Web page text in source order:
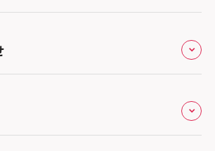
熊谷
ゲオデジタルベース川口元郷
埼玉大宮
テルル蒲生
テルル新越谷
静岡パルコ
藤枝
名古屋駅前
名古屋金山
大府
by デジホ 梅田地下（うめちか）
京橋
by デジホ天王寺ミオ
難波
岡山駅前
西条
by デジホ マークイズ福岡もも
福岡天神
覧